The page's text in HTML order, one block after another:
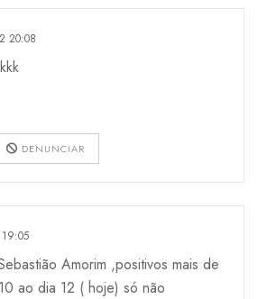
20:08
DENUNCIAR
Amorim ,positivos mais de
ao dia 12 ( hoje) só não